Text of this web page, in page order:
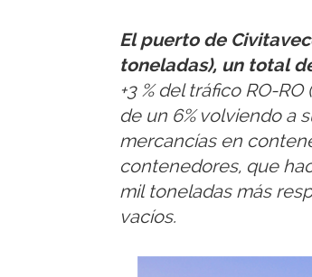
El puerto de
toneladas), un total
+3 % del tráfico RO-
de un 6% volviendo a
mercancías en
contenedores, que
mil toneladas más
vacíos.